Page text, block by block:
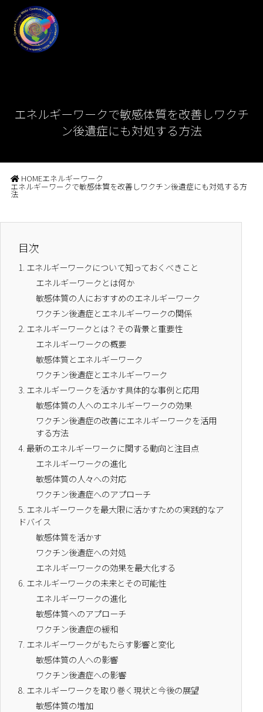
エネルギーワークで敏感体質を改善しワクチ
ン後遺症にも対処する方法
HOMEエネルギーワーク
エネルギーワークで敏感体質を改善しワクチン後遺症にも対処する方
法
目次
1. エネルギーワークについて知っておくべきこと
エネルギーワークとは何か
敏感体質の人におすすめのエネルギーワーク
ワクチン後遺症とエネルギーワークの関係
2. エネルギーワークとは？その背景と重要性
エネルギーワークの概要
敏感体質とエネルギーワーク
ワクチン後遺症とエネルギーワーク
3. エネルギーワークを活かす具体的な事例と応用
敏感体質の人へのエネルギーワークの効果
ワクチン後遺症の改善にエネルギーワークを活用
する方法
4.最新のエネルギーワークに関する動向と注目点
エネルギーワークの進化
敏感体質の人々への対応
ワクチン後遺症へのアプローチ
5. エネルギーワークを最大限に活かすための実践的なア
ドバイス
敏感体質を活かす
ワクチン後遺症への対処
エネルギーワークの効果を最大化する
6. エネルギーワークの未来とその可能性
エネルギーワークの進化
敏感体質へのアプローチ
ワクチン後遺症の緩和
7. エネルギーワークがもたらす影響と変化
敏感体質の人への影響
ワクチン後遺症への影響
8. エネルギーワークを取り巻く現状と今後の展望
敏感体質の増加